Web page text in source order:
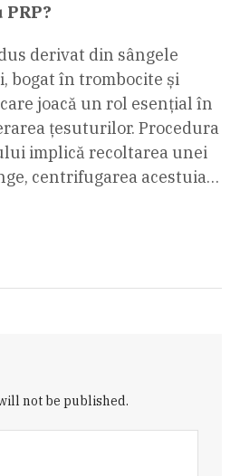
derivat din sângele
bogat în trombocite și
joacă un rol esențial în
țesuturilor. Procedura
implică recoltarea unei
centrifugarea acestuia…
not be published.